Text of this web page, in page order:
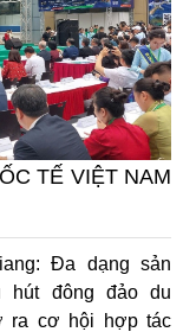
TẾ VIỆT NAM
Đa dạng sản
hút đông đảo du
ra cơ hội hợp tác